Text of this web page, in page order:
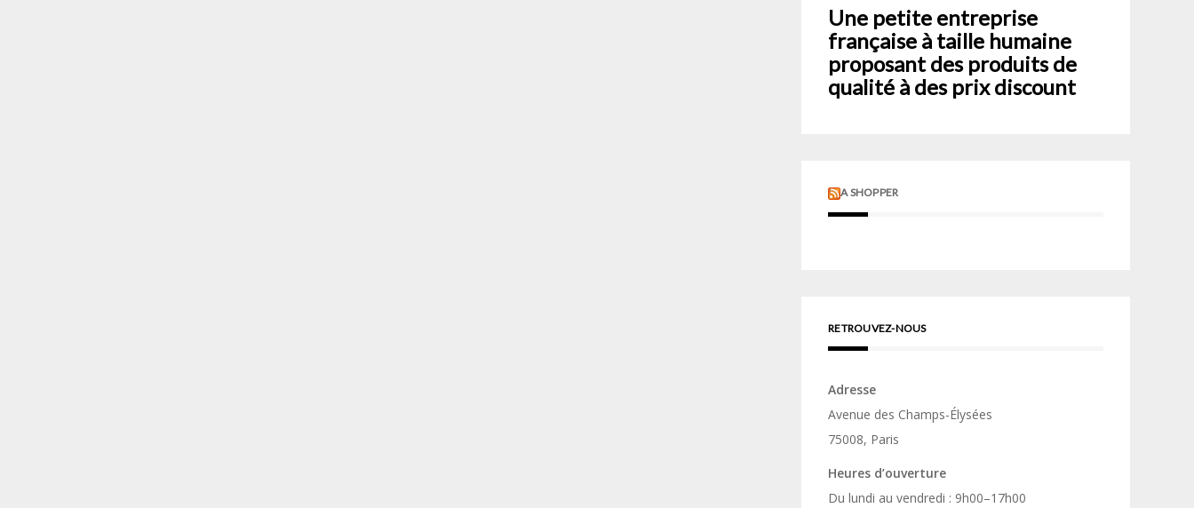
Une petite entreprise
française à taille humaine
proposant des produits de
qualité à des prix discount
A SHOPPER
RETROUVEZ-NOUS
Adresse
Avenue des Champs-Élysées
75008, Paris
Heures d’ouverture
Du lundi au vendredi : 9h00–17h00